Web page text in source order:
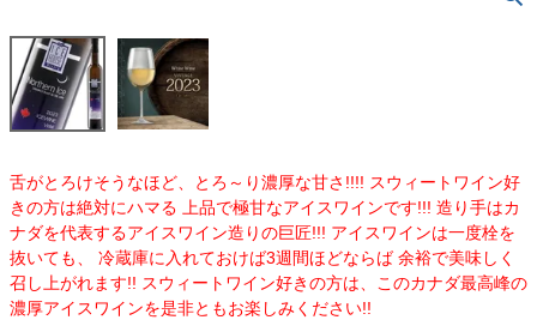
舌がとろけそうなほど、とろ～り濃厚な甘さ!!!! スウィートワイン好
きの方は絶対にハマる 上品で極甘なアイスワインです!!! 造り手はカ
ナダを代表するアイスワイン造りの巨匠!!! アイスワインは一度栓を
抜いても、 冷蔵庫に入れておけば3週間ほどならば 余裕で美味しく
召し上がれます!! スウィートワイン好きの方は、このカナダ最高峰の
濃厚アイスワインを是非ともお楽しみください!!